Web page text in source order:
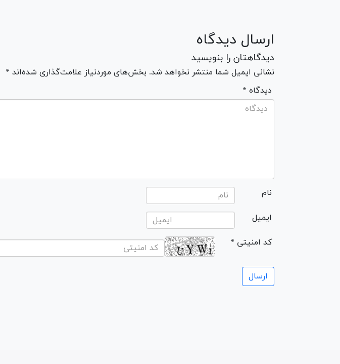
ارسال دیدگاه
دیدگاهتان را بنویسید
نشانی ایمیل شما منتشر نخواهد شد. بخش‌های موردنیاز علامت‌گذاری شده‌اند *
* دیدگاه
نام
ایمیل
* کد امنیتی